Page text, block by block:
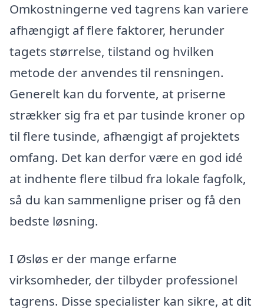
Omkostningerne ved tagrens kan variere
afhængigt af flere faktorer, herunder
tagets størrelse, tilstand og hvilken
metode der anvendes til rensningen.
Generelt kan du forvente, at priserne
strækker sig fra et par tusinde kroner op
til flere tusinde, afhængigt af projektets
omfang. Det kan derfor være en god idé
at indhente flere tilbud fra lokale fagfolk,
så du kan sammenligne priser og få den
bedste løsning.
I Øsløs er der mange erfarne
virksomheder, der tilbyder professionel
tagrens. Disse specialister kan sikre, at dit